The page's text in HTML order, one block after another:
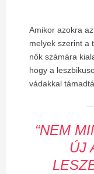
Amikor azokra
melyek szerint a
nők számára
hogy a
vádakkal
“NEM
ÚJ